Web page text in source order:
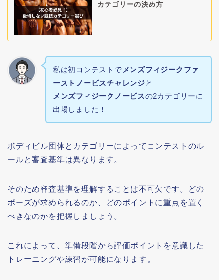
カテゴリーの決め方
私は初コンテストで メンズフィジークファ
ーストノービスチャレンジと
メンズフィジークノービスの2カテゴリーに
出場しました！
ボディビル団体とカテゴリーによってコンテストのル
ールと審査基準は異なります。
そのため審査基準を理解することは不可欠です。どの
ポーズが求められるのか、どのポイントに重点を置く
べきなのかを把握しましょう。
これによって、準備段階から評価ポイントを意識した
トレーニングや練習が可能になります。